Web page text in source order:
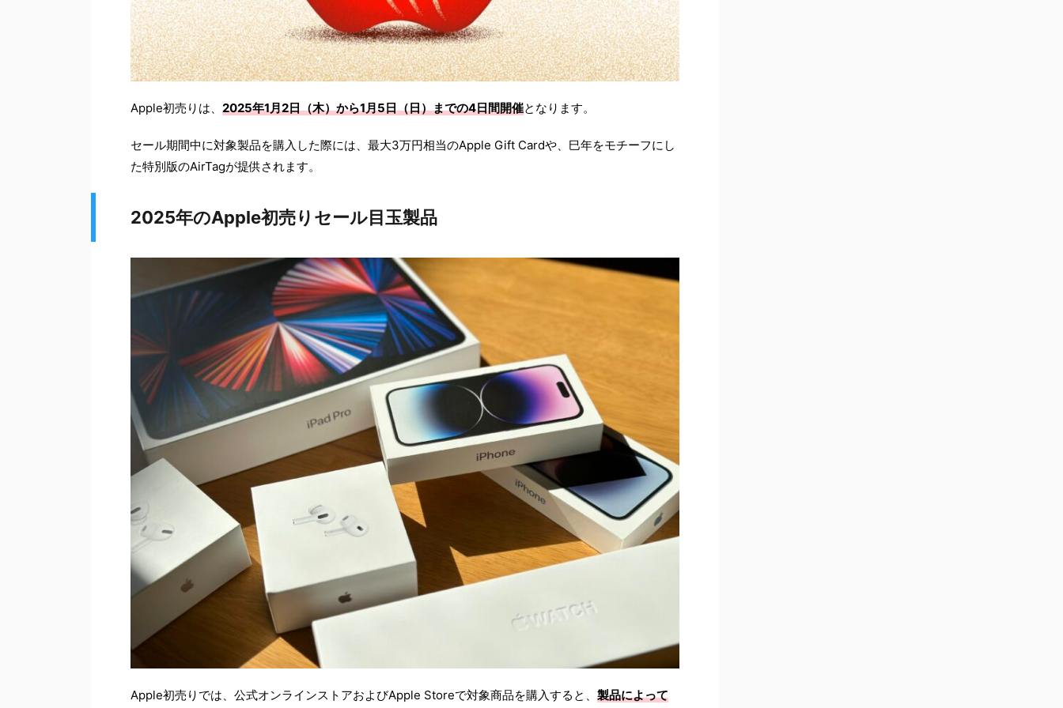
Apple初売りは、 2025年1月2日（木）から1月5日（日）までの4日間開催となります。
セール期間中に対象製品を購入した際には、最大3万円相当のApple Gift Cardや、巳年をモチーフにし
た特別版のAirTagが提供されます。
2025年のApple初売りセール目玉製品
Apple初売りでは、公式オンラインストアおよびApple Storeで対象商品を購入すると、 製品によって